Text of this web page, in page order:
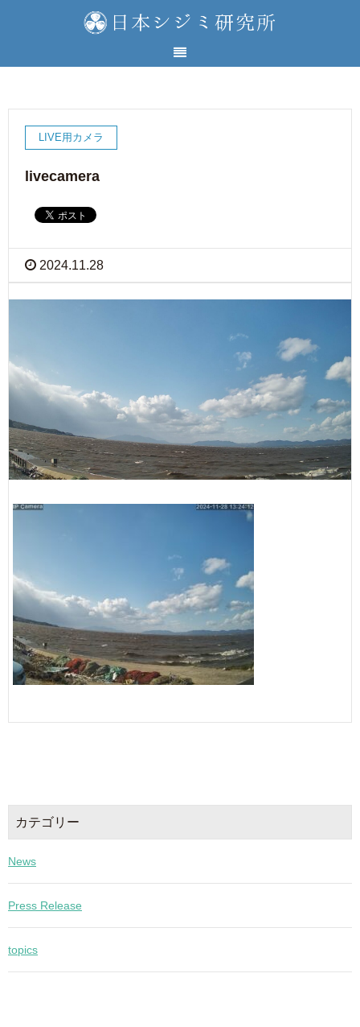
LIVE用カメラ
livecamera
2024.11.28
カテゴリー
News
Press Release
topics